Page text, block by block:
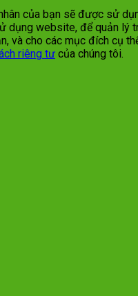
của bạn sẽ được sử
dụng website, để quản lý
và cho các mục đích cụ
riêng tư của chúng tôi.